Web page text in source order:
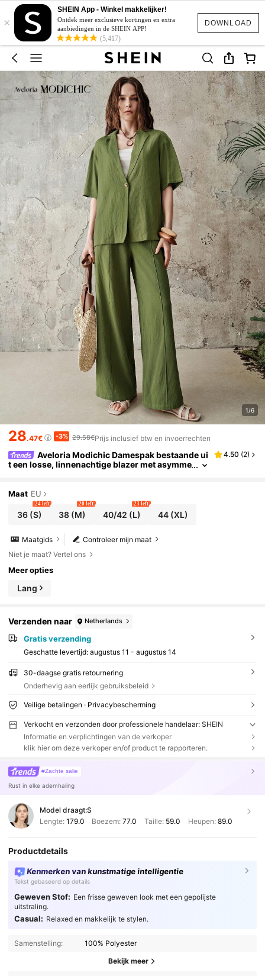
DOWNLOAD
×
SHEIN App - Winkel makkelijker!
Ontdek meer exclusieve kortingen en extra
aanbiedingen in de SHEIN APP!
(5,417)
1/6
28.47€ -3% 29.58€Prijs inclusief btw en invoerrechten
Aveloria Modichic Damespak bestaande ui
t een losse, linnenachtige blazer met asymme
enkele knoop, losvallend silhouet en 7/8 rechte b
roek, minimalistisch casual pak, lichtgewicht kre
ukelstof, geschikt voor kantoor en zakelijke geleg
enheden, lente/zomer, comfortabel, geschikt voo
uurlijke valling, flatterend voor alle lichaamstype
s, makkelijk te combineren voor de feestdagen.
4.50 (2)
Maat EU
36(S)
24 left
38 (M)
20 left
40/42 (L)
23 left
44(XL)
Controleer mijn maat
Maatgids
Niet je maat? Vertel ons
Meer opties
Lang
Verzenden naar Netherlands
Gratis verzending
Geschatte levertijd: augustus 11 - augustus 14
30-daagse gratis retournering
Onderhevig aan eerlijk gebruiksbeleid
Veilige betalingen · Privacybescherming
Verkocht en verzonden door professionele handelaar: SHEIN
Informatie en verplichtingen van de verkoper
klik hier om deze verkoper en/of product te rapporteren.
#Zachte salie
Rust in elke ademhaling
Model draagt:S
Lengte: 179.0 Boezem:77.0 Taille: 59.0 Heupen: 89.0
Productdetails
Kenmerken van kunstmatige intelligentie
Tekst gebaseerd op details
Geweven Stof: Een frisse geweven look met een gepolijste
uitstraling.
Casual: Relaxed en makkelijk te stylen.
Samenstelling: 100% Polyester
Bekijk meer